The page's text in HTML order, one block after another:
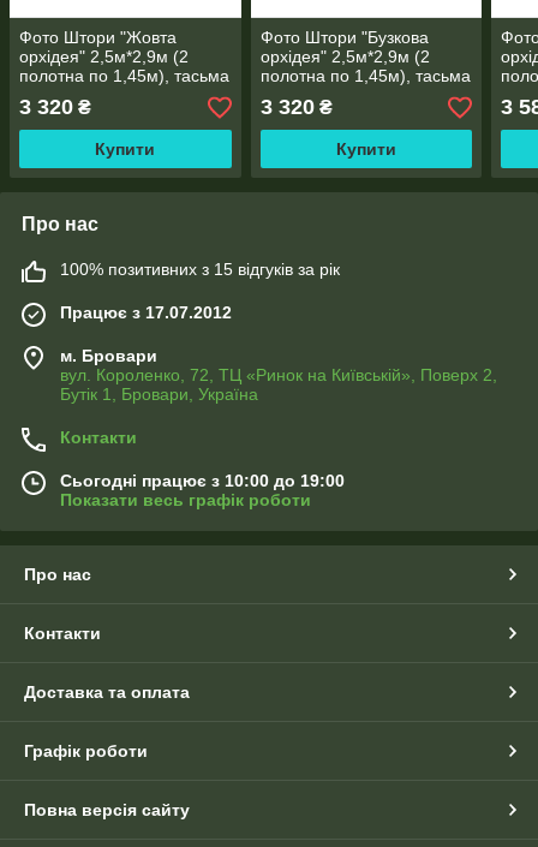
Фото Штори "Жовта
орхідея" 2,5м*2,9м (2
полотна по 1,45м), тасьма
3 320 ₴
Купити
Фото Штори "Бузкова
орхідея" 2,5м*2,9м (2
полотна по 1,45м), тасьма
3 320₴
Купити
3
Про нас
100% позитивних з 15 відгуків за рік
Працює з 17.07.2012
м. Бровари
вул. Короленко, 72, ТЦ «Ринок на Київській», Поверх 2,
Бутік 1, Бровари, Україна
Контакти
Сьогодні працює з 10:00 до 19:00
Показати весь графік роботи
Про нас
Контакти
Доставка та оплата
Графік роботи
Повна версія сайту